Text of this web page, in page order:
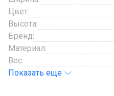
Цвет:
Высота:
Бренд:
Материал:
Вес:
Показать еще